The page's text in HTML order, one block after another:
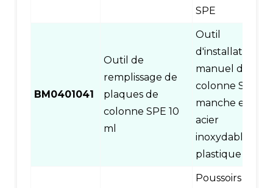
SPE
BM0401041
Outil de
remplissage de
plaques de
colonne SPE 10
ml
Outil
d'installation
manuel de
colonne SPE,
manche en
acier
inoxydable et
plastique
Poussoirs en